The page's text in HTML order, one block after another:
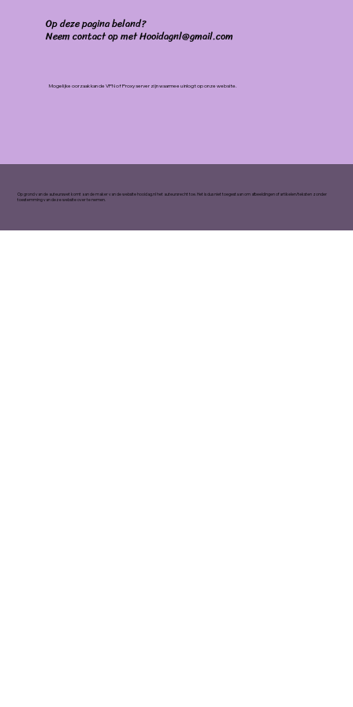
Op deze pagina beland?
Neem contact op met Hooidagnl@gmail.com
Mogelijke oorzaak kan de VPN of Proxy server zijn waarmee u inlogt op onze website.
Op grond van de auteurswet komt aan de maker van de website hooidag.nl het auteursrecht toe. Het is dus niet toegestaan om afbeeldingen of artikelen/teksten zonder
toestemming van deze website over te nemen.